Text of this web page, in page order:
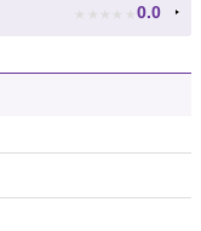
★ ★ ★ ★ ★ 0.0